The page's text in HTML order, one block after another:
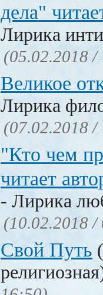
дела"
Лирика
(05.02.2018 /
Великое
Лирика
(07.02.2018 /
"Кто чем
читает
- Лирика
(10.02.2018 /
Свой Путь